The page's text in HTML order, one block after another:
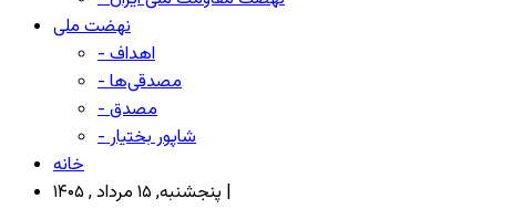
نهضت ملی
- اهداف
- مصدقی‌ها
- مصدق
- شاپور بختیار
خانه
پنجشنبه, ۱۵ مرداد , ۱۴۰۵ |